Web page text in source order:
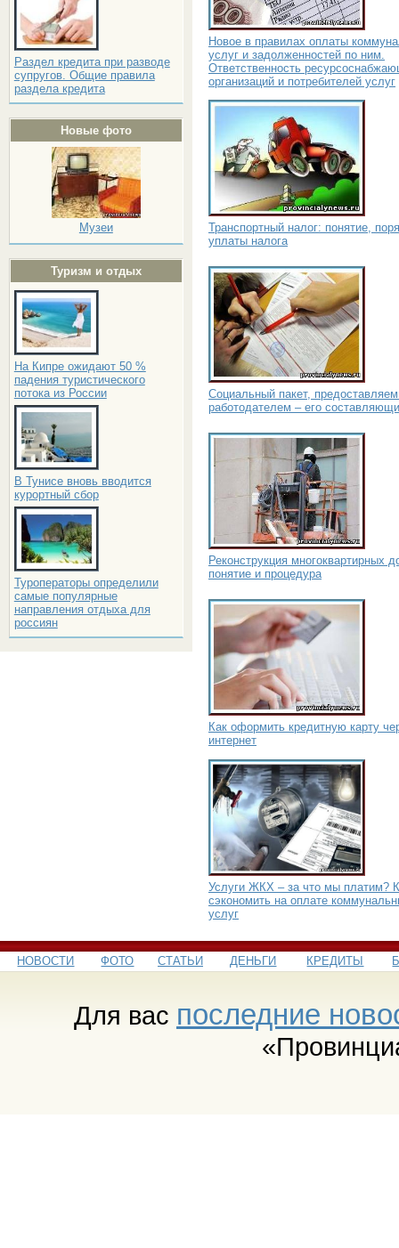
Раздел кредита при разводе
супругов. Общие правила
раздела кредита
Новые фото
Музеи
Туризм и отдых
На Кипре ожидают 50 %
падения туристического
потока из России
В Тунисе вновь вводится
курортный сбор
Туроператоры определили
самые популярные
направления отдыха для
россиян
Новое в правилах оплаты
услуг и задолженностей по ним.
Ответственность
организаций и потребителей услуг
Транспортный налог: понятие,
уплаты налога
Социальный пакет,
работодателем – его
Реконструкция многоквартирных
понятие и процедура
Как оформить кредитную карту
интернет
Услуги ЖКХ – за что мы платим?
сэкономить на оплате
услуг
НОВОСТИ ФОТО СТАТЬИ ДЕНЬГИ КРЕДИТЫ
Для вас последние